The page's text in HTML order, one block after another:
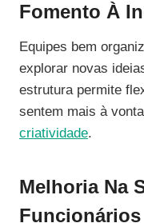
Fomento À
Equipes bem
explorar novas
estrutura permite
sentem mais à
criatividade.
Melhoria Na
Funcionários